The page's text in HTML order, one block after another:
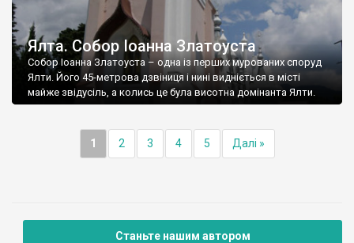
Ялта. Собор Іоанна Златоуста
Собор Іоанна Златоуста – одна із перших мурованих споруд
Ялти. Його 45-метрова дзвіниця і нині видніється в місті
майже звідусіль, а колись це була висотна домінанта Ялти.
1 2 3 4 5 Далі »
Станьте нашим автором